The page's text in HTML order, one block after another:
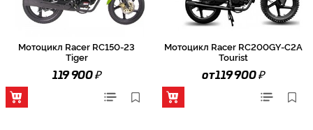
Мотоцикл Racer RC150-23
Tiger
119 900₽
Мотоцикл Racer RC200GY-C2A
Tourist
от 119 900₽